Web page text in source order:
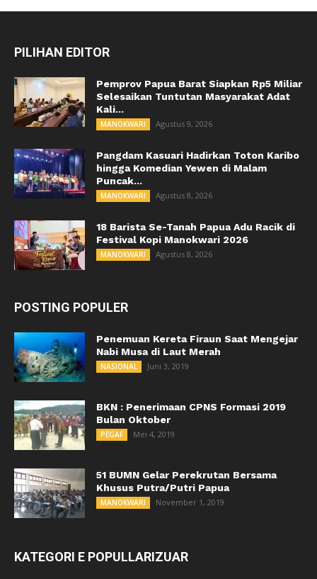
PILIHAN EDITOR
Pemprov Papua Barat Siapkan Rp5 Miliar
Selesaikan Tuntutan Masyarakat Adat
Kali...
MANOKWARI Agustus 9, 2026
Pangdam Kasuari Hadirkan Toton Karibo
hingga Komedian Yewen di Malam
Puncak...
MANOKWARI Agustus 8, 2026
18 Barista Se-Tanah Papua Adu Racik di
Festival Kopi Manokwari 2026
MANOKWARI Agustus 8, 2026
POSTING POPULER
Penemuan Kereta Firaun Saat Mengejar
Nabi Musa di Laut Merah
NASIONAL Juni 3, 2019
BKN : Penerimaan CPNS Formasi 2019
Bulan Oktober
PEGAF Mei 4, 2019
51 BUMN Gelar Perekrutan Bersama
Khusus Putra/Putri Papua
MANOKWARI November 1, 2019
KATEGORI E POPULLARIZUAR